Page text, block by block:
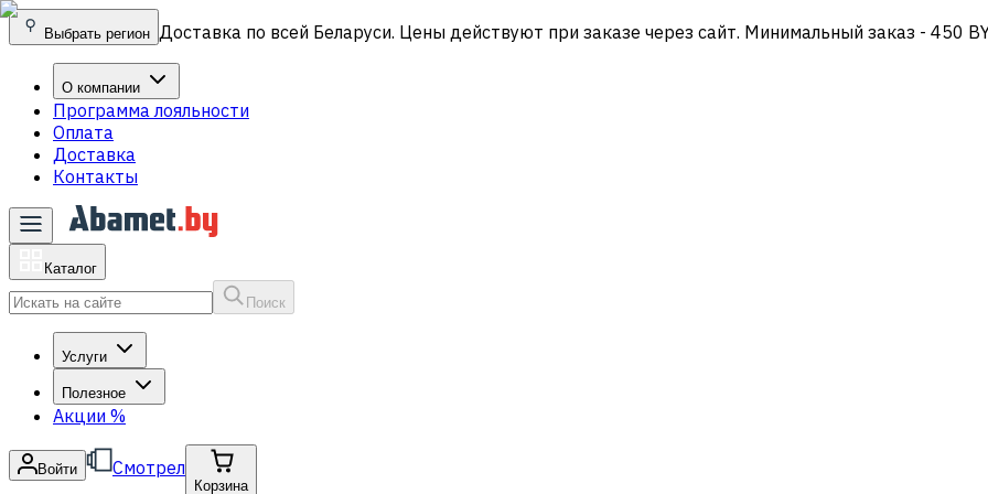
Выбрать регион Доставка по всей Беларуси. Цены действуют при заказе через сайт. Минимальный заказ - 450
О компании
Программа лояльности
Оплата
Доставка
Контакты
Каталог
Поиск
Услуги
Полезное
Акции %
Войти Смотрел
Корзина